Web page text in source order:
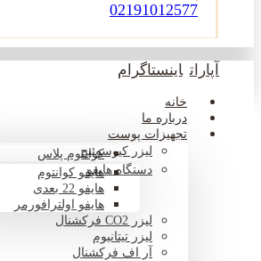
02191012577
آپارات اینستاگرام
خانه
درباره ما
تجهیزات پوست
لیزر کیوسوئیچکوانتوم پلاس
دستگاه هایفوهایفو کوانتوم
هایفو 22 بعدی
هایفو اولترافورمر
لیزر CO2 فرکشنال
لیزر تیتانیوم
آر اف فرکشنال